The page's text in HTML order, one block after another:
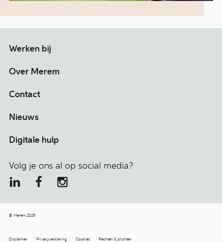
Werken bij
Over Merem
Contact
Nieuws
Digitale hulp
Volg je ons al op social media?
© Merem 2026
Disclaimer Privacyverklaring Cookies Rechten & plichten